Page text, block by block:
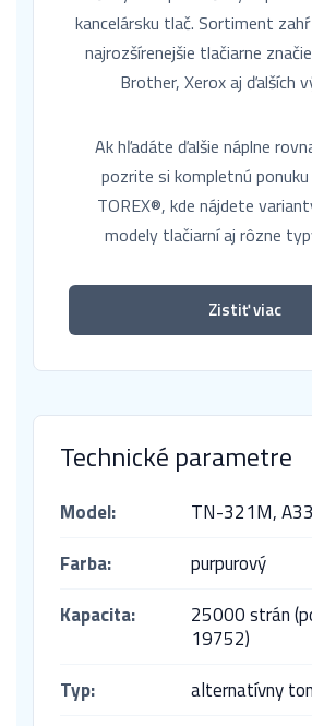
kancelársku tlač. Sortiment
najrozšírenejšie tlačiarne
Brother, Xerox aj ďalších
Ak hľadáte ďalšie náplne
pozrite si kompletnú
TOREX®, kde nájdete
modely tlačiarní aj rôzne
Zistiť viac
Technické parametre
Model: TN-321M,
Farba:
purpurový
Kapacita:
25000 strán
19752)
Typ:
alternatívny